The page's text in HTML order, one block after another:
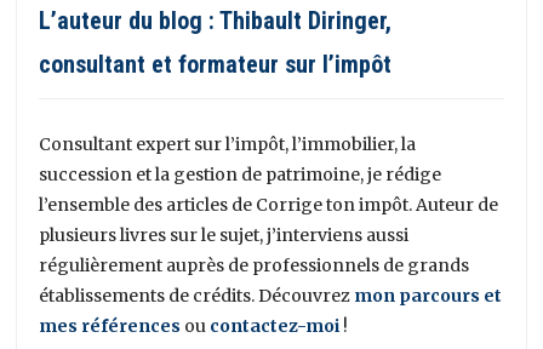
L’auteur du blog : Thibault Diringer,
consultant et formateur sur l’impôt
Consultant expert sur l’impôt, l’immobilier, la
succession et la gestion de patrimoine, je rédige
l’ensemble des articles de Corrige ton impôt. Auteur de
plusieurs livres sur le sujet, j’interviens aussi
régulièrement auprès de professionnels de grands
établissements de crédits. Découvrez mon parcours et
mes références ou contactez-moi !